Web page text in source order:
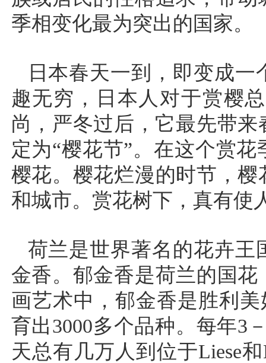
季相变化最为突出的国家。
日本春天一到，即变成
趣无穷，日本人对于赏樱
尚，严冬过后，它最先带
定为“樱花节”。在这个赏
樱花。樱花烂漫的时节，
和城市。赏花树下，真有使
荷兰是世界著名的花卉王
金香。郁金香是荷兰的国
画艺术中，郁金香是胜利
育出3000多个品种。每年3
天总有几万人到位于Liese